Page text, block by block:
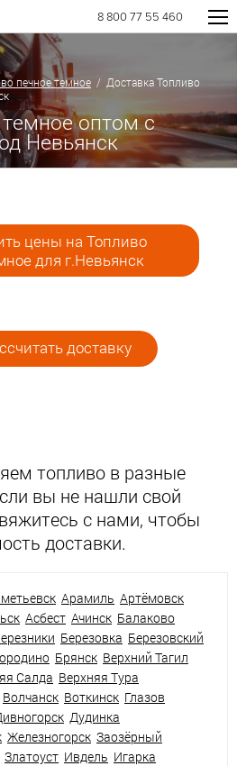
8 800 77 55 460
печное темное / Доставка Топливо
оптом с
Невьянск
цены на Топливо
для г.Невьянск
доставку
топливо в разные
вы не нашли свой
с нами, чтобы
доставки.
Арамиль Артёмовск
Асбест Ачинск Балаково
Березовка Березовский
Брянск Верхний Тагил
Салда Верхняя Тура
Волчанск Воткинск Глазов
Дудинка
Железногорск Заозёрный
Златоуст Ивдель Игарка